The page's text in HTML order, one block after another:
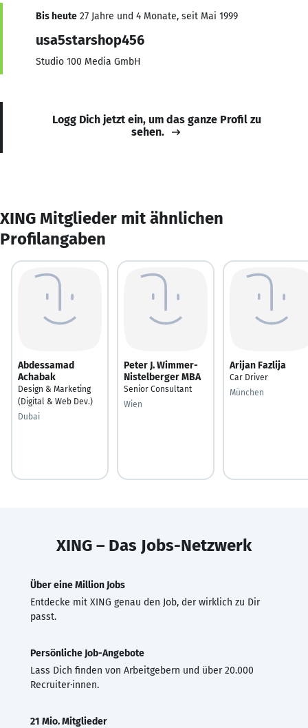
Bis heute 27 Jahre und 4 Monate, seit Mai 1999
usa5starshop456
Studio 100 Media GmbH
Logg Dich jetzt ein, um das ganze Profil zu
sehen.
XING Mitglieder mit ähnlichen
Profilangaben
Abdessamad
Achabak
Design & Marketing
(Digital & Web Dev.)
Dubai
Peter J. Wimmer-
Nistelberger MBA
Senior Consultant
Wien
Arijan Fazlija
Car Driver
München
XING – Das Jobs-Netzwerk
Über eine Million Jobs
Entdecke mit XING genau den Job, der wirklich zu Dir
passt.
Persönliche Job-Angebote
Lass Dich finden von Arbeitgebern und über 20.000
Recruiter·innen.
21 Mio. Mitglieder